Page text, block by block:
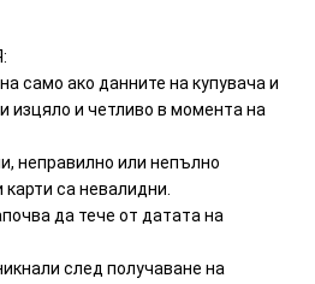
само ако данните на купувача и
изцяло и четливо в момента на
неправилно или непълно
са невалидни.
да тече от датата на
след получаване на